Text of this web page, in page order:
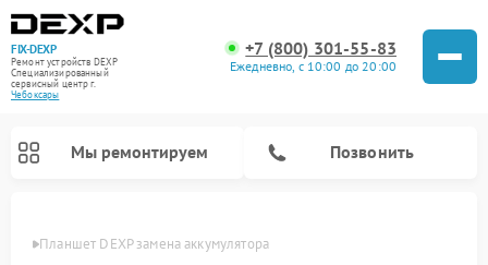
FIX-DEXP
Ремонт устройств DEXP
Специализированный
cервисный центр г.
Чебоксары
+7 (800) 301-55-83
Ежедневно, с 10:00 до 20:00
Мы ремонтируем Позвонить
Планшет DEXP замена аккумулятора